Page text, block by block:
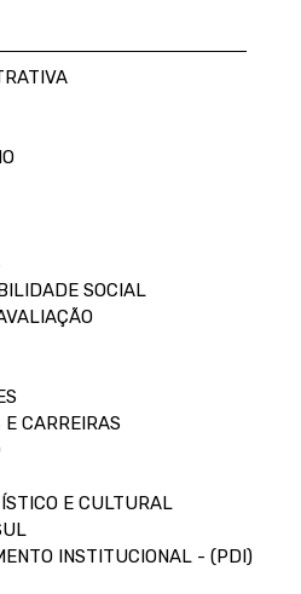
SOCIAL
CARREIRAS
E CULTURAL
INSTITUCIONAL - (PDI)